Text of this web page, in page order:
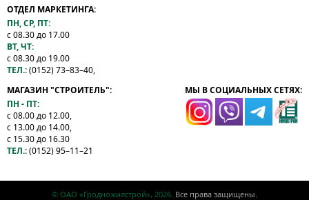
ОТДЕЛ МАРКЕТИНГА:
ПН, СР, ПТ:
с 08.30 до 17.00
ВТ, ЧТ:
с 08.30 до 19.00
ТЕЛ.:(0152) 73–83–40,
МАГАЗИН "СТРОИТЕЛЬ":
ПН - ПТ:
с 08.00 до 12.00,
с 13.00 до 14.00,
с 15.30 до 16.30
ТЕЛ.:(0152) 95–11–21
МЫ В СОЦИАЛЬНЫХ СЕТЯХ:
© ОАО «Гродножилстрой», 2026. Все права защищены.